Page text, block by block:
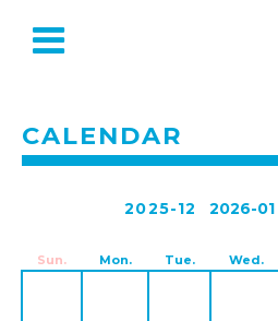
CALENDAR
2025-12 2026-01
Sun. Mon. Tue. Wed.